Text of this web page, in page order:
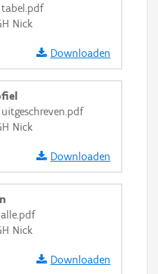
tabel.pdf
Nick
Downloaden
Nick
Downloaden
Nick
Downloaden